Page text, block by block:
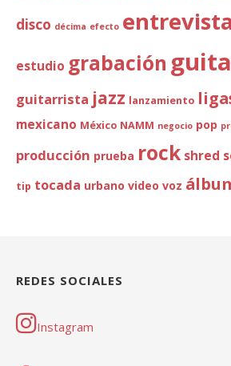
disco décima efecto
estudio grabación
guitarrista jazz lanzamiento
mexicano México NAMM negocio pop
producción prueba rock shred
tip tocada urbano video voz
REDES SOCIALES
Instagram